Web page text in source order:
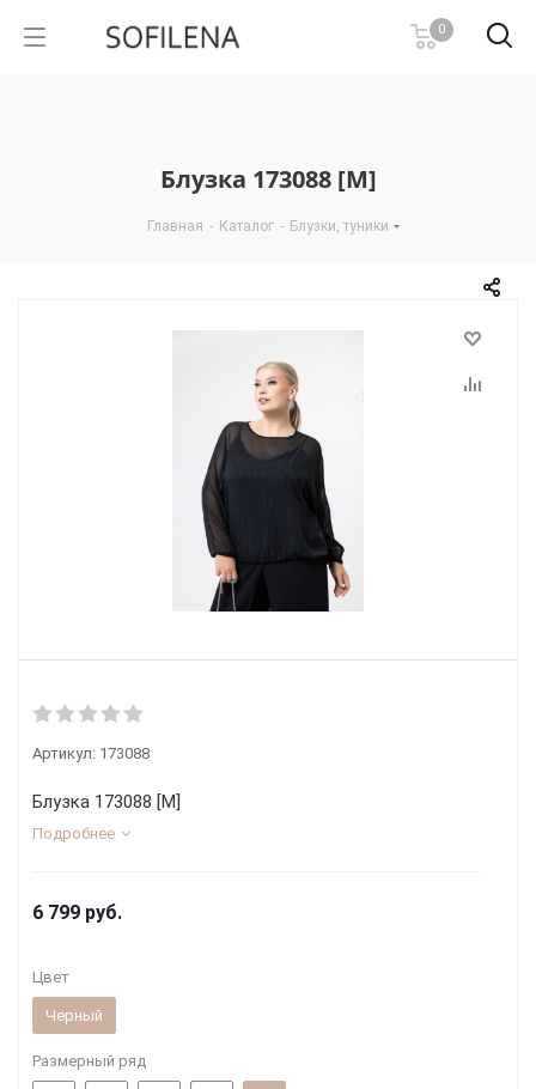
0
Блузка 173088 [М]
Главная - Каталог - Блузки, туники
Артикул: 173088
Блузка 173088 [М]
Подробнее
6 799 руб.
Цвет
Черный
Размерный ряд